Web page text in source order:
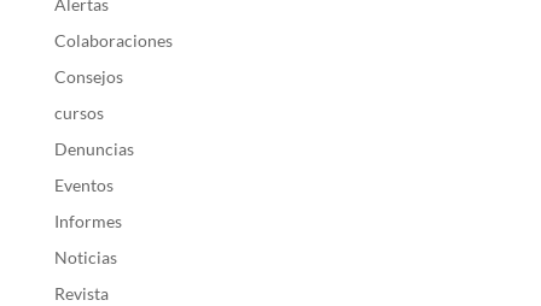
Alertas
Colaboraciones
Consejos
cursos
Denuncias
Eventos
Informes
Noticias
Revista